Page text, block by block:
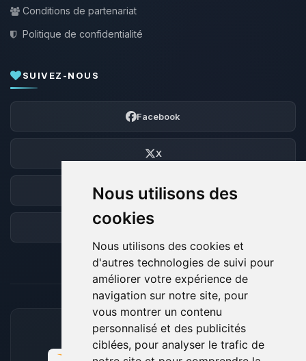
Nous utilisons des
cookies
Nous utilisons des cookies et
d'autres technologies de suivi pour
améliorer votre expérience de
navigation sur notre site, pour
vous montrer un contenu
personnalisé et des publicités
ciblées, pour analyser le trafic de
Conditions de partenariat
Politique de confidentialité
SUIVEZ-NOUS
Facebook
X
Discord
Forum
MOYENS DE PAIEMENT ACCEPTÉS